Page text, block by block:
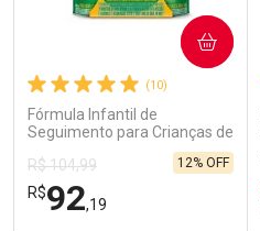
(10)
Fórmula Infantil de
Seguimento para Crianças de
Primeira Infância Nestonutri
2 Unidades de 800g cada
R$ 104,99
R$92,19
12% OFF
COMPRAR